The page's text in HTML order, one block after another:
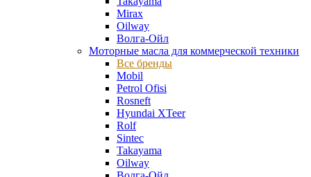
Mirax
Oilway
Волга-Ойл
Моторные масла для коммерческой техники
Все бренды
Mobil
Petrol Ofisi
Rosneft
Hyundai XTeer
Rolf
Sintec
Takayama
Oilway